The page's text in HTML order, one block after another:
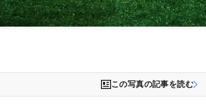
この写真の記事を読む